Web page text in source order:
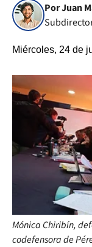
Por Juan
Miércoles, 24 de
Mónica Chiribín,
codefensora de